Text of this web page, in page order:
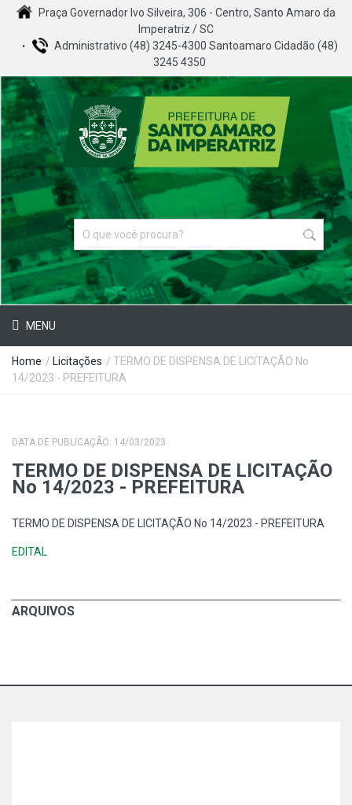
Praça Governador Ivo Silveira, 306 - Centro, Santo Amaro da
Imperatriz / SC
Administrativo (48) 3245-4300 Santoamaro Cidadão (48)
3245 4350
MENU
Home / Licitações / TERMO DE DISPENSA DE LICITAÇÃO No
14/2023 - PREFEITURA
DATA DE PUBLICAÇÃO: 14/03/2023
TERMO DE DISPENSA DE LICITAÇÃO
No 14/2023 - PREFEITURA
TERMO DE DISPENSA DE LICITAÇÃO No 14/2023 - PREFEITURA
EDITAL
ARQUIVOS